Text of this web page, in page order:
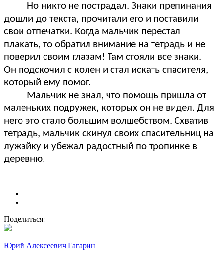
Но никто не пострадал. Знаки препинания
дошли до текста, прочитали его и поставили
свои отпечатки. Когда мальчик перестал
плакать, то обратил внимание на тетрадь и не
поверил своим глазам! Там стояли все знаки.
Он подскочил с колен и стал искать спасителя,
который ему помог.
Мальчик не знал, что помощь пришла от
маленьких подружек, которых он не видел. Для
него это стало большим волшебством. Схватив
тетрадь, мальчик скинул своих спасительниц на
лужайку и убежал радостный по тропинке в
деревню.
Поделиться:
Юрий Алексеевич Гагарин